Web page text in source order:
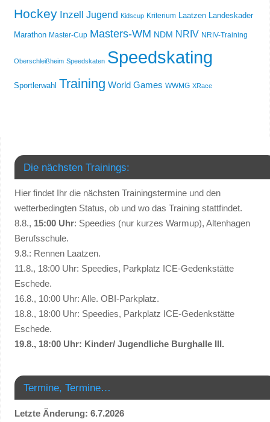
Hockey Inzell Jugend Kidscup Kriterium Laatzen Landeskader
Marathon Master-Cup Masters-WM NDM NRIV NRIV-Training
Oberschleißheim Speedskaten Speedskating
Sportlerwahl Training World Games WWMG XRace
Die nächsten Trainings:
Hier findet Ihr die nächsten Trainingstermine und den
wetterbedingten Status, ob und wo das Training stattfindet.
8.8., 15:00 Uhr: Speedies (nur kurzes Warmup), Altenhagen
Berufsschule.
9.8.: Rennen Laatzen.
11.8., 18:00 Uhr: Speedies, Parkplatz ICE-Gedenkstätte
Eschede.
16.8., 10:00 Uhr: Alle. OBI-Parkplatz.
18.8., 18:00 Uhr: Speedies, Parkplatz ICE-Gedenkstätte
Eschede.
19.8., 18:00 Uhr: Kinder/ Jugendliche Burghalle III.
Termine, Termine…
Letzte Änderung: 6.7.2026